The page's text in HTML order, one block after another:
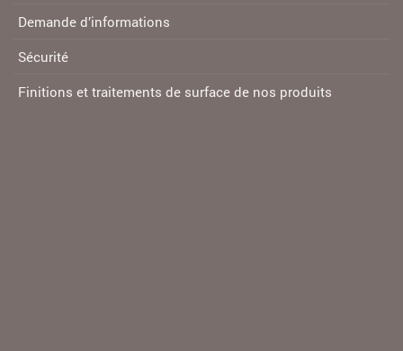
Demande d’informations
Sécurité
Finitions et traitements de surface de nos produits